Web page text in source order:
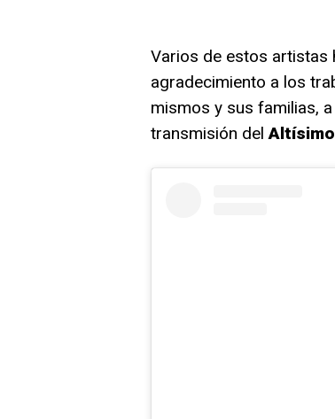
Varios de estos artistas
agradecimiento a los
mismos y sus familias,
transmisión del